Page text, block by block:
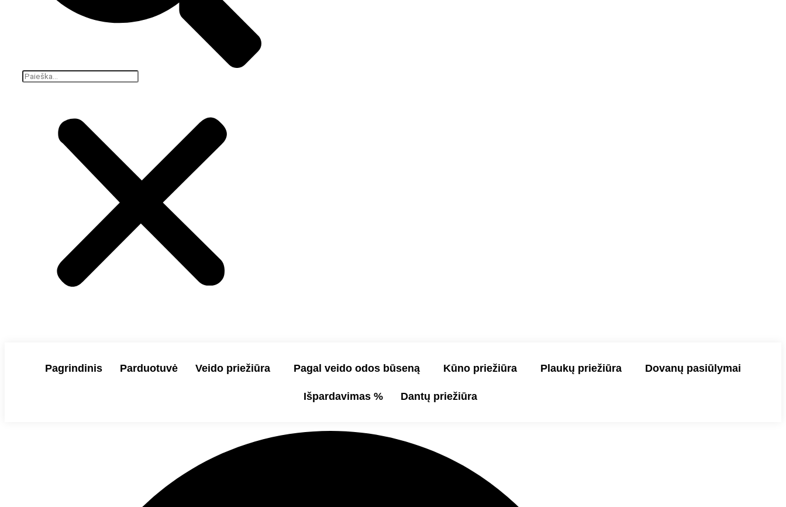
Pagrindinis Parduotuvė Veido priežiūra Pagal veido odos būseną Kūno priežiūra Plaukų priežiūra Dovanų pasiūlymai
Išpardavimas % Dantų priežiūra